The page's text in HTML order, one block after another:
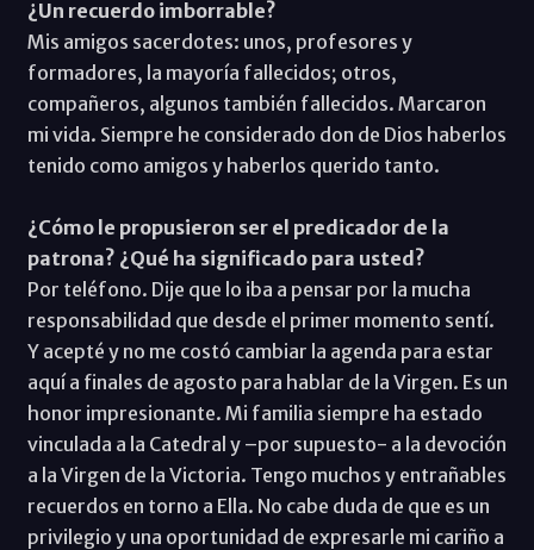
¿Un recuerdo imborrable?
Mis amigos sacerdotes: unos, profesores y
formadores, la mayoría fallecidos; otros,
compañeros, algunos también fallecidos. Marcaron
mi vida. Siempre he considerado don de Dios haberlos
tenido como amigos y haberlos querido tanto.
¿Cómo le propusieron ser el predicador de la
patrona? ¿Qué ha significado para usted?
Por teléfono. Dije que lo iba a pensar por la mucha
responsabilidad que desde el primer momento sentí.
Y acepté y no me costó cambiar la agenda para estar
aquí a finales de agosto para hablar de la Virgen. Es un
honor impresionante. Mi familia siempre ha estado
vinculada a la Catedral y –por supuesto- a la devoción
a la Virgen de la Victoria. Tengo muchos y entrañables
recuerdos en torno a Ella. No cabe duda de que es un
privilegio y una oportunidad de expresarle mi cariño a